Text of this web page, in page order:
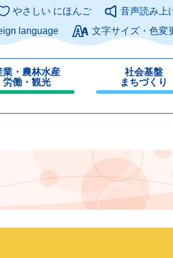
このページの本文へ
やさしい にほんご
音声読み上
language
文字サイズ・色変
業・農林水産
労働・観光
社会基盤
まちづくり
じ